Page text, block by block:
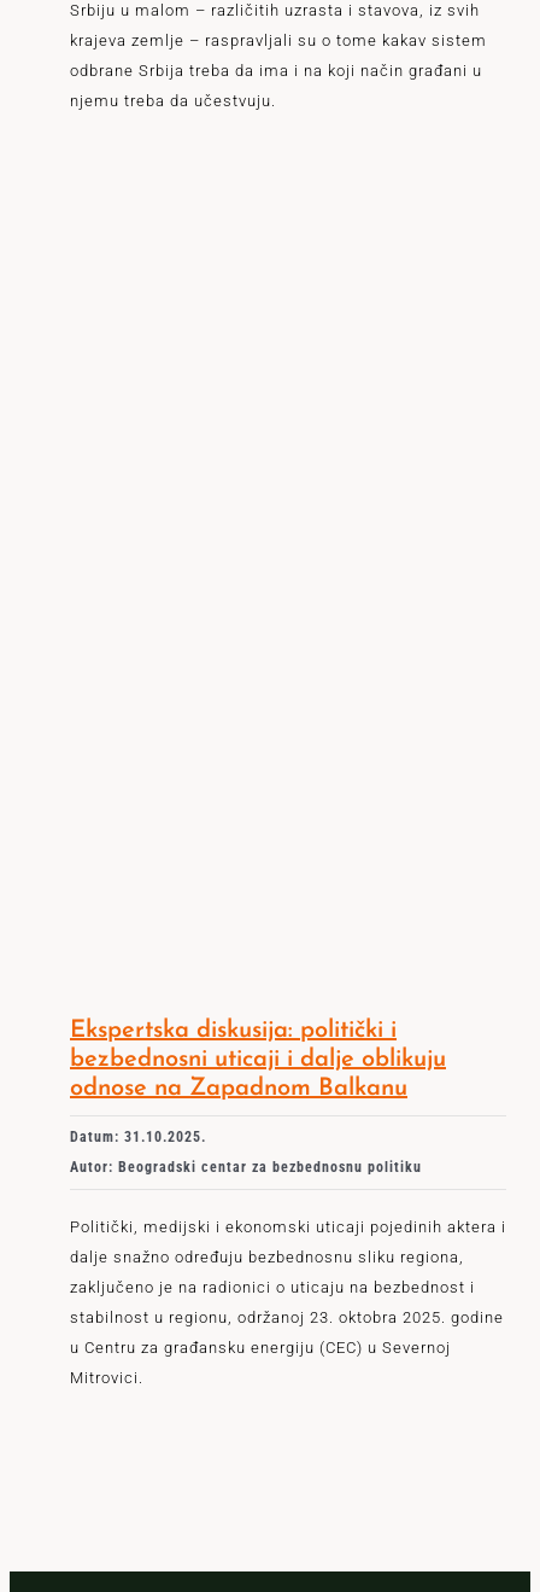
Srbiju u malom – različitih uzrasta i stavova, iz svih
krajeva zemlje – raspravljali su o tome kakav sistem
odbrane Srbija treba da ima i na koji način građani u
njemu treba da učestvuju.
Ekspertska diskusija: politički i
bezbednosni uticaji i dalje oblikuju
odnose na Zapadnom Balkanu
Datum: 31.10.2025.
Autor: Beogradski centar za bezbednosnu politiku
Politički, medijski i ekonomski uticaji pojedinih aktera i
dalje snažno određuju bezbednosnu sliku regiona,
zaključeno je na radionici o uticaju na bezbednost i
stabilnost u regionu, održanoj 23. oktobra 2025. godine
u Centru za građansku energiju (CEC) u Severnoj
Mitrovici.